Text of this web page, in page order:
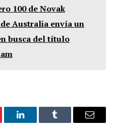
100 de Novak
Australia envía un
busca del título
LinkedInTumblr Email